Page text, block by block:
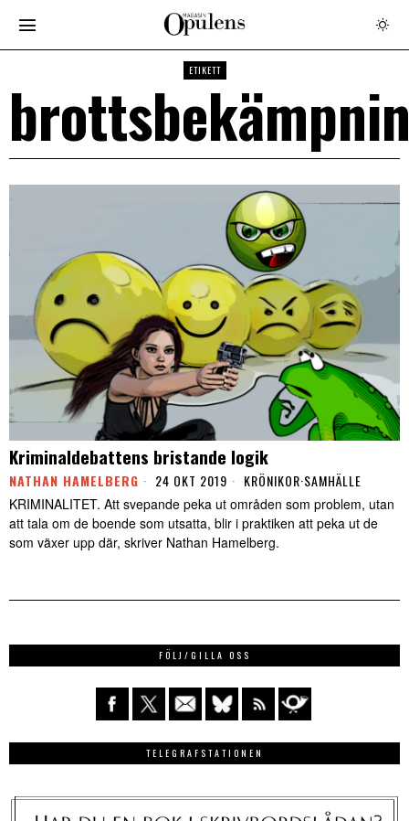
ETIKETT
Kriminaldebattens bristande logik
NATHAN HAMELBERG 24 OKT 2019 KRÖNIKOR·SAMHÄLLE
KRIMINALITET. Att svepande peka ut områden som problem, utan
att tala om de boende som utsatta, blir i praktiken att peka ut de
som växer upp där, skriver Nathan Hamelberg.
FÖLJ/GILLA OSS
TELEGRAFSTATIONEN